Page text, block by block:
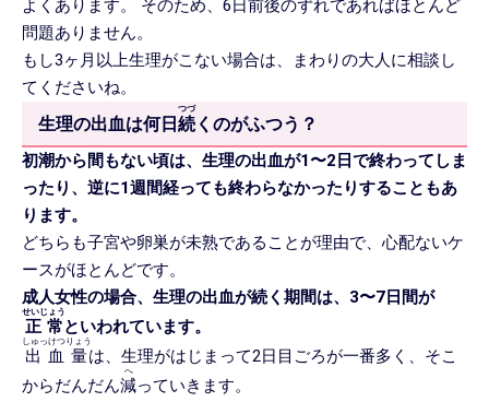
よくあります。 そのため、6日前後のずれであればほとんど
問題ありません。
もし3ヶ月以上生理がこない場合は、まわりの大人に相談し
てくださいね。
生理の出血は何日 続
つづ
くのがふつう？
初潮から間もない頃は、生理の出血が1〜2日で終わってしま
ったり、逆に1週間経っても終わらなかったりすることもあ
ります。
どちらも子宮や卵巣が未熟であることが理由で、心配ないケ
ースがほとんどです。
成人女性の場合、生理の出血が続く期間は、3〜7日間が
正常
せいじょう
といわれています。
出血量
しゅっけつりょう
は、生理がはじまって2日目ごろが一番多く、そこ
からだんだん減
へ
っていきます。